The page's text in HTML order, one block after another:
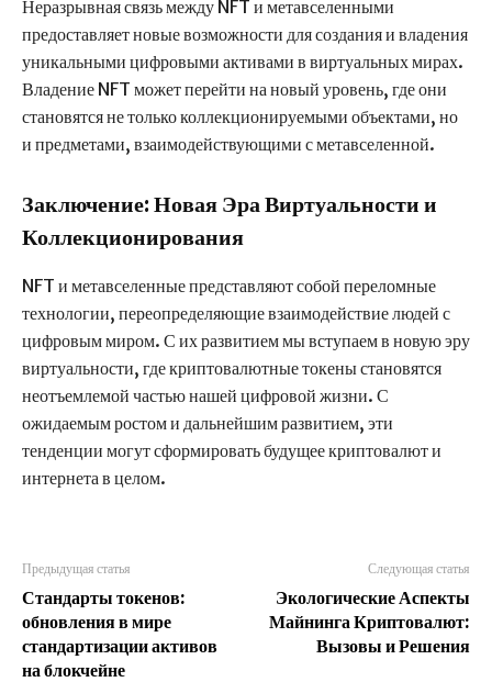
Неразрывная связь между NFT и метавселенными
предоставляет новые возможности для создания и владения
уникальными цифровыми активами в виртуальных мирах.
Владение NFT может перейти на новый уровень, где они
становятся не только коллекционируемыми объектами, но
и предметами, взаимодействующими с метавселенной.
Заключение: Новая Эра Виртуальности и
Коллекционирования
NFT и метавселенные представляют собой переломные
технологии, переопределяющие взаимодействие людей с
цифровым миром. С их развитием мы вступаем в новую эру
виртуальности, где криптовалютные токены становятся
неотъемлемой частью нашей цифровой жизни. С
ожидаемым ростом и дальнейшим развитием, эти
тенденции могут сформировать будущее криптовалют и
интернета в целом.
Предыдущая статья
Стандарты токенов:
обновления в мире
стандартизации активов
на блокчейне
Следующая статья
Экологические Аспекты
Майнинга Криптовалют:
Вызовы и Решения